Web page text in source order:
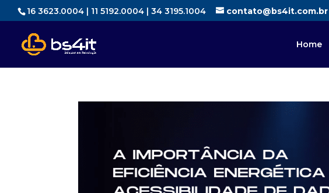
16 3623.0004 | 11 5192.0004 | 34 3195.1004 contato@bs4it.com.br
Home